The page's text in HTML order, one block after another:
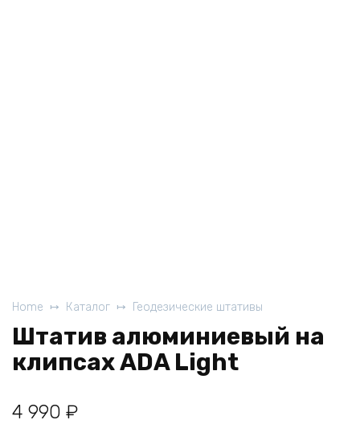
Home Каталог Геодезические штативы
Штатив алюминиевый на
клипсах ADA Light
4 990 ₽